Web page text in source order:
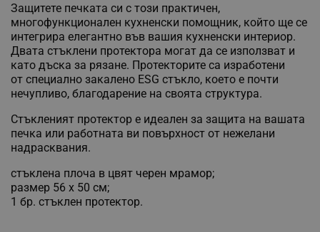
Защитете печката си с този практичен,
многофункционален кухненски помощник, който ще се
интегрира елегантно във вашия кухненски интериор.
Двата стъклени протектора могат да се използват и
като дъска за рязане. Протекторите са изработени
от специално закалено ESG стъкло, което е почти
нечупливо, благодарение на своята структура.
Стъкленият протектор е идеален за защита на вашата
печка или работната ви повърхност от нежелани
надрасквания.
стъклена плоча в цвят черен мрамор;
размер 56 х 50 см;
1 бр. стъклен протектор.